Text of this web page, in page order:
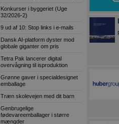
Konkurser i byggeriet (Uge
32/2026-2)
9 ud af 10: Stop links i e-mails
Dansk AI-platform dyster mod
globale giganter om pris
Tetra Pak lancerer digital
overvågning til isproduktion
Grønne gaver i specialdesignet
emballage
Træn skolevejen med dit barn
Genbrugelige
fødevareemballager i større
mængder